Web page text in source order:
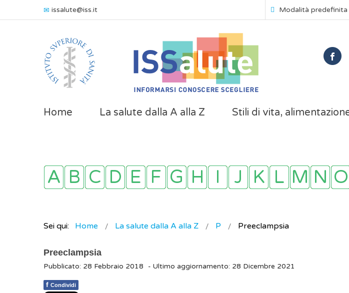
issalute@iss.it Modalità predefinita
Home La salute dalla A alla Z Stili di vita,
Sei qui: Home La salute dalla A alla Z P Preeclampsia
Preeclampsia
Pubblicato: 28 Febbraio 2018 - Ultimo aggiornamento: 28 Dicembre 2021
f Condividi